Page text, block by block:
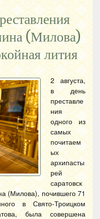
(Милова)
лития
2 августа,
в день
преставле
ния
одного из
самых
почитаем
ых
архипасты
рей
саратовск
(Милова), почившего 71
в Свято-Троицком
была совершена